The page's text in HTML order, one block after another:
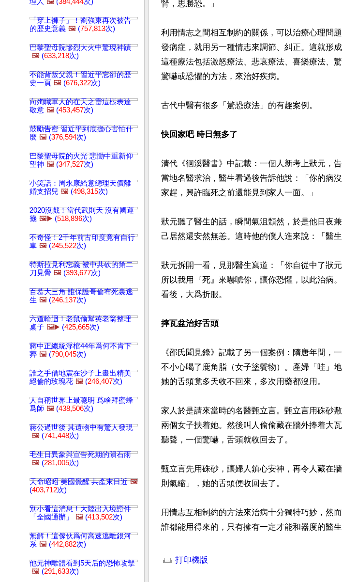
「穿上褲子」！劉強東再次被告
的歷史意義 🖼️ (757,813次)
巴黎聖母院慘烈大火中驚現神蹟
🖼️ (633,218次)
不能背叛父親！習近平忘卻的歷
史一頁 🖼️ (676,322次)
向殉職軍人的在天之靈這樣表達
敬意 🖼️ (453,457次)
鼓勵告密 習近平到底擔心害怕什
麼 🖼️ (376,594次)
巴黎聖母院的火光 悲慟中重新仰
望神 🖼️ (347,527次)
小笑話：周永康給意總理天價離
婚支招兒 🖼️ (498,315次)
2020沒戲！當代武則天 沒有國運
籤 🖼️▶️ (518,896次)
不奇怪！2千年前古印度竟有自行
車 🖼️ (245,522次)
特斯拉見利忘義 被中共砍的第二
刀見骨 🖼️ (393,677次)
百慕大三角 誰保護哥倫布死裏逃
生 🖼️ (246,137次)
六道輪迴！老鼠偷幫英老翁整理
桌子 🖼️▶️ (425,665次)
蔣中正總統浮棺44年爲何不肯下
葬 🖼️ (790,045次)
誰之手借地震在沙子上畫出精美
絕倫的玫瑰花 🖼️ (246,407次)
人自稱世界上最聰明 爲啥拜蜜蜂
爲師 🖼️ (438,506次)
蔣公過世後 其遺物中有驚人發現
🖼️ (741,448次)
毛生日異象與宣告死期的隕石雨
🖼️ (281,005次)
天命昭昭 美國覺醒 共產末日近 🖼️
(403,712次)
別小看這消息！大陸出入境證件
「全國通辦」
🖼️ (413,502次)
無解！這傢伙爲何高速逃離銀河
系 🖼️ (442,882次)
他元神離體看到5天后的恐怖攻擊
🖼️ (291,633次)
腎，思勝恐。」
利用情志之間相互制約的關係，可以治療心理問
發病症，就用另一種情志來調節、糾正。這就形
這種療法包括激怒療法、悲哀療法、喜樂療法、
驚嚇或恐懼的方法，來治好疾病。
古代中醫有很多「驚恐療法」的有趣案例。
快回家吧 時日無多了
清代《徊溪醫書》中記載：一個人新考上狀元，
當地名醫求治，醫生看過後告訴他說：「你的病
家趕，興許臨死之前還能見到家人一面。」
狀元聽了醫生的話，瞬間氣沮頹然，於是他日夜
己居然還安然無恙。這時他的僕人進來說：「醫
狀元拆開一看，見那醫生寫道：「你自從中了狀
所以我用『死』來嚇唬你，讓你恐懼，以此治病
看後，大爲折服。
摔瓦盆治好舌頭
《邵氏聞見錄》記載了另一個案例：隋唐年間，
不小心喝了鹿角脂（女子塗鬢物）。產婦「哇」
她的舌頭竟多天收不回來，多次用藥都沒用。
家人於是請來當時的名醫甄立言。甄立言用硃砂
兩個女子扶着她。然後叫人偷偷藏在牆外捧着大
聽聲，一個驚嚇，舌頭就收回去了。
甄立言先用硃砂，讓婦人鎮心安神，再令人藏在
則氣縮」，她的舌頭便收回去了。
用情志互相制約的方法來治病十分獨特巧妙，然
誰都能用得來的，只有擁有一定才能和器度的醫
打印機版